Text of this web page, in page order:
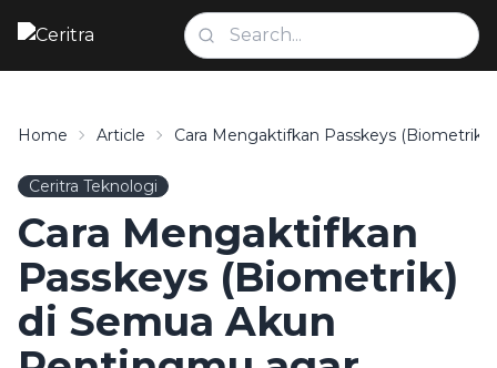
Home Article Cara Mengaktifkan Passkeys
Ceritra Teknologi
Cara Mengaktifkan
Passkeys (Biometrik)
di Semua Akun